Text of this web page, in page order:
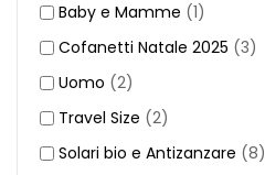
Baby e Mamme (1)
Cofanetti Natale 2025 (3)
Uomo (2)
Travel Size (2)
Solari bio e Antizanzare (8)